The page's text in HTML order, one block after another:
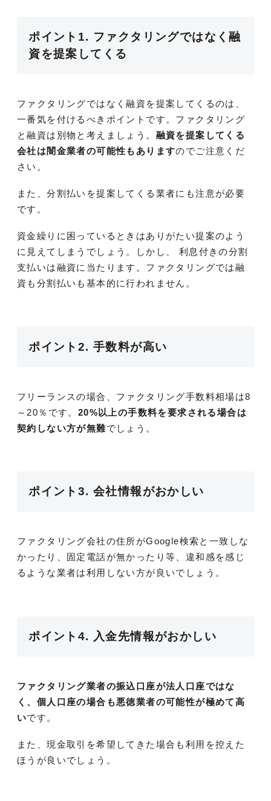
ポイント1. ファクタリングではなく融
資を提案してくる
ファクタリングではなく融資を提案してくるのは、
一番気を付けるべきポイントです。ファクタリング
と融資は別物と考えましょう。 融資を提案してくる
会社は闇金業者の可能性もありますのでご注意くだ
さい。
また、分割払いを提案してくる業者にも注意が必要
です。
資金繰りに困っているときはありがたい提案のよう
に見えてしまうでしょう。しかし、 利息付きの分割
支払いは融資に当たります。ファクタリングでは融
資も分割払いも基本的に行われません。
ポイント2. 手数料が高い
フリーランスの場合、ファクタリング手数料相場は8
～20％です。 20%以上の手数料を要求される場合は
契約しない方が無難でしょう。
ポイント3. 会社情報がおかしい
ファクタリング会社の住所がGoogle検索と一致しな
かったり、固定電話が無かったり等、違和感を感じ
るような業者は利用しない方が良いでしょう。
ポイント4. 入金先情報がおかしい
ファクタリング業者の振込口座が法人口座ではな
く、個人口座の場合も悪徳業者の可能性が極めて高
いです。
また、現金取引を希望してきた場合も利用を控えた
ほうが良いでしょう。